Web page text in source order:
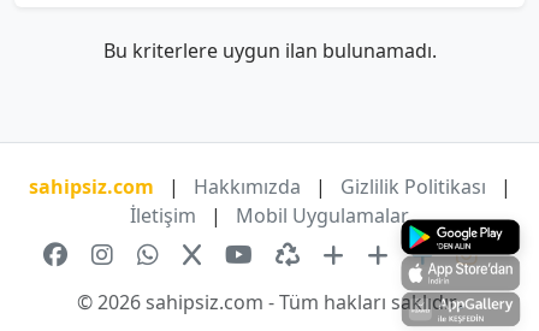
Bu kriterlere uygun ilan bulunamadı.
sahipsiz.com | Hakkımızda | Gizlilik Politikası
|
İletişim
| Mobil Uygulamalar
© 2026 sahipsiz.com - Tüm hakları saklıdır